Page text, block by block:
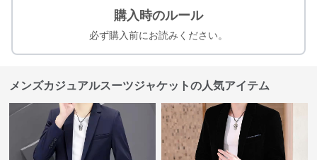
購入時のルール
必ず購入前にお読みください。
メンズカジュアルスーツジャケットの人気アイテム